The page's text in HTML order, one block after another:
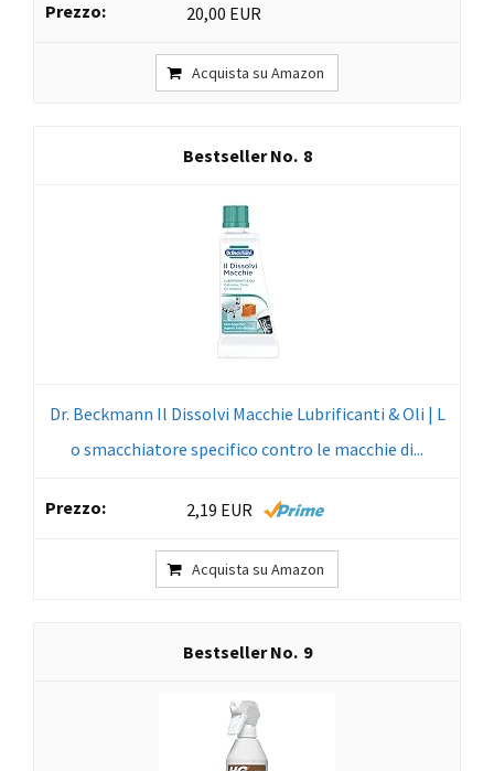
20,00 EUR
Acquista su Amazon
8
Dr. Beckmann Il Dissolvi Macchie Lubrificanti & Oli | L
o smacchiatore specifico contro le macchie di...
2,19 EUR
Acquista su Amazon
9